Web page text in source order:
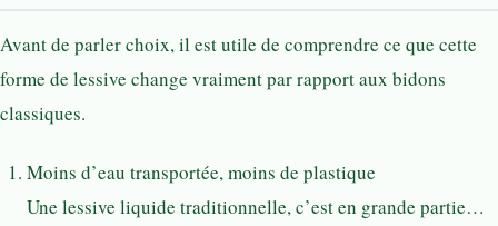
Avant de parler choix, il est utile de comprendre ce que cette
forme de lessive change vraiment par rapport aux bidons
classiques.
Moins d’eau transportée, moins de plastique
Une lessive liquide traditionnelle, c’est en grande partie…